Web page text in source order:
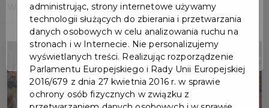
Wakacje w mieście - festyny dla dzieci
Wydarzenie już się
zakończyło
administrując, strony internetowe używamy
technologii służących do zbierania i przetwarzania
danych osobowych w celu analizowania ruchu na
stronach i w Internecie. Nie personalizujemy
wyświetlanych treści. Realizując rozporządzenie
Parlamentu Europejskiego i Rady Unii Europejskiej
2016/679 z dnia 27 kwietnia 2016 r. w sprawie
ochrony osób fizycznych w związku z